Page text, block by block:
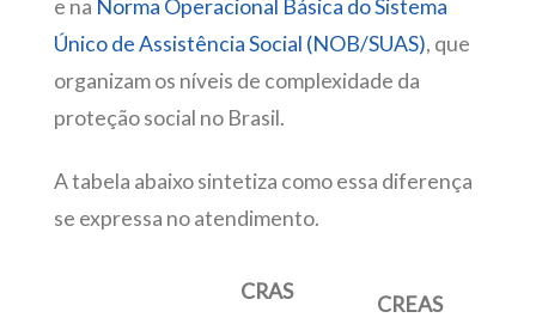
e na Norma Operacional Básica do Sistema
Único de Assistência Social (NOB/SUAS), que
organizam os níveis de complexidade da
proteção social no Brasil.
A tabela abaixo sintetiza como essa diferença
se expressa no atendimento.
CRAS
CREAS